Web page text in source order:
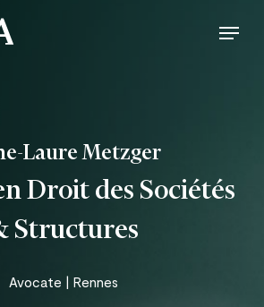
Menu
Laure Metzger
Droit des Sociétés
Structures
Avocate | Rennes